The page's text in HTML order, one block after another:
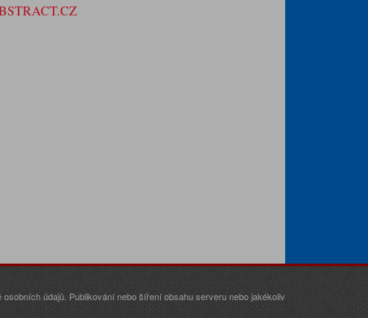
údajů. Publikování nebo šíření obsahu serveru nebo jakékoliv